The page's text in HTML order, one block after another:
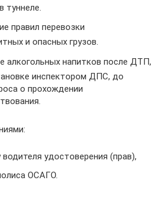
туннеле.
правил перевозки
и опасных грузов.
алкогольных напитков после ДТП,
инспектором ДПС, до
о прохождении
водителя удостоверения (прав),
ОСАГО.